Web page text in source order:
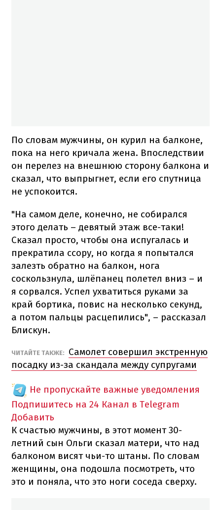
По словам мужчины, он курил на балконе,
пока на него кричала жена. Впоследствии
он перелез на внешнюю сторону балкона и
сказал, что выпрыгнет, если его спутница
не успокоится.
"На самом деле, конечно, не собирался
этого делать – девятый этаж все-таки!
Сказал просто, чтобы она испугалась и
прекратила ссору, но когда я попытался
залезть обратно на балкон, нога
соскользнула, шлёпанец полетел вниз – и
я сорвался. Успел ухватиться руками за
край бортика, повис на несколько секунд,
а потом пальцы расцепились", – рассказал
Блискун.
ЧИТАЙТЕ ТАКЖЕ:
Самолет совершил экстренную
посадку из-за скандала между супругами
Не пропускайте важные уведомления
Подпишитесь на 24 Канал в Telegram
Добавить
К счастью мужчины, в этот момент 30-
летний сын Ольги сказал матери, что над
балконом висят чьи-то штаны. По словам
женщины, она подошла посмотреть, что
это и поняла, что это ноги соседа сверху.